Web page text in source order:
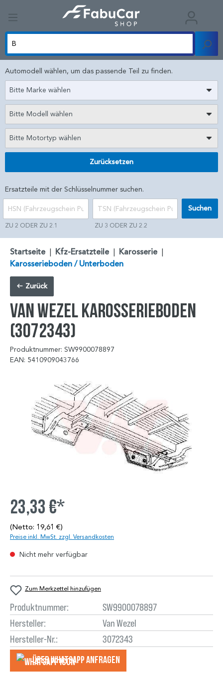
Automodell wählen, um das passende Teil zu finden.
Bitte Marke wählen
Bitte Modell wählen
Bitte Motortyp wählen
Zurücksetzen
Ersatzteile mit der Schlüsselnummer suchen.
ZU 2 ODER ZU 2.1 ZU 3 ODER ZU 2.2
Suchen
Startseite | Kfz-Ersatzteile | Karosserie |
Karosserieboden / Unterboden
Zurück
VAN WEZEL Karosserieboden
(3072343)
Produktnummer: SW9900078897
EAN: 5410909043766
23,33 €*
(Netto: 19,61 €)
Preise inkl. MwSt. zzgl. Versandkosten
Nicht mehr verfügbar
Zum Merkzettel hinzufügen
Produktnummer:
SW9900078897
Hersteller:
Van Wezel
Hersteller-Nr.:
3072343
Über WhatsApp anfragеn